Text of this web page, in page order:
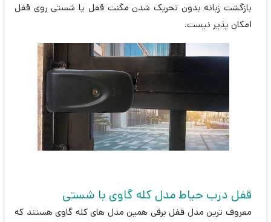
بازگشت زبانه بدون تحریک شدن مگنت قفل یا شستی روی قفل
امکان پذیر نیست.
قفل درب حیاط مدل کله گاوی با شستی
معروف ترین مدل قفل برقی همین مدل های کله گاوی هستند که